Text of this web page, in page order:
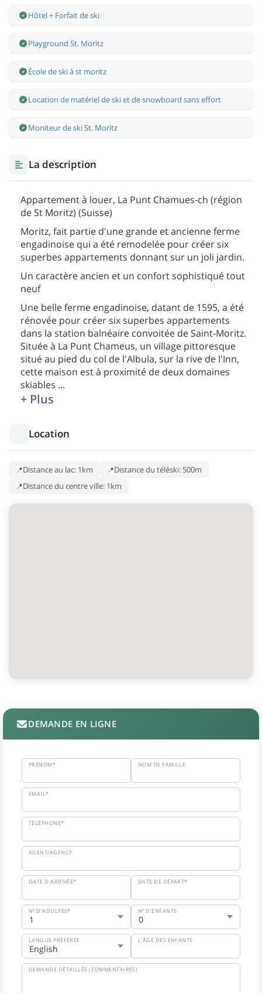
Hôtel + Forfait de ski
Playground St. Moritz
École de ski à st moritz
Location de matériel de ski et de snowboard sans effort
Moniteur de ski St. Moritz
La description
Appartement à louer, La Punt Chamues-ch (région
de St Moritz) (Suisse)
Moritz, fait partie d'une grande et ancienne ferme
engadinoise qui a été remodelée pour créer six
superbes appartements donnant sur un joli jardin.
Un caractère ancien et un confort sophistiqué tout
neuf
Une belle ferme engadinoise, datant de 1595, a été
rénovée pour créer six superbes appartements
dans la station balnéaire convoitée de Saint-Moritz.
Située à La Punt Chameus, un village pittoresque
situé au pied du col de l'Albula, sur la rive de l'Inn,
cette maison est à proximité de deux domaines
skiables ...
+ Plus
Location
Distance au lac: 1km
Distance du téléski: 500m
Distance du centre ville: 1km
DEMANDE EN LIGNE
PRÉNOM* NOM DE FAMILLE
EMAIL*
TÉLÉPHONE*
AGENT/AGENCY
DATE D'ARRIVÉE* DATE DE DÉPART*
Nº D'ADULTES* Nº D'ENFANTS
LANGUE PRÉFÉRÉE L'ÂGE DES ENFANTS
DEMANDE DÉTAILLÉE (COMMENTAIRES)